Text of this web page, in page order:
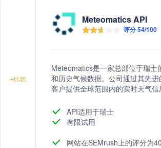
+比较
Meteomatics API
评分 54/100
Meteomatics是一家总部位于瑞
和历史气候数据。公司通过其先
客户提供全球范围内的实时天气
Meteobase天气数据可视化工具
质量的天气数据支持能源转型、
API适用于瑞士
有限试用
网站在SEMrush上的评分为